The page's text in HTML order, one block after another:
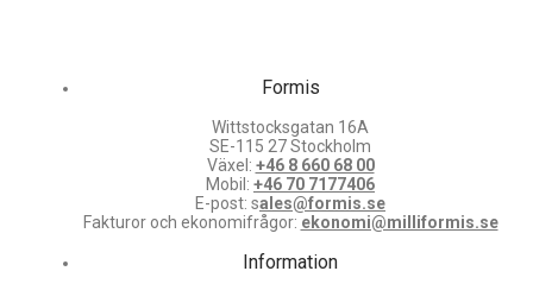
Formis
Wittstocksgatan 16A
SE-115 27 Stockholm
Växel: +46 8 660 68 00
Mobil: +46 70 7177406
E-post: sales@formis.se
Fakturor och ekonomifrågor: ekonomi@milliformis.se
Information